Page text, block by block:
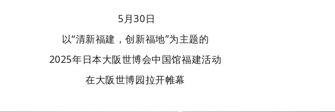
5月30日
以“清新福建，创新福地”为主题的
2025年日本大阪世博会中国馆福建活动
在大阪世博园拉开帷幕